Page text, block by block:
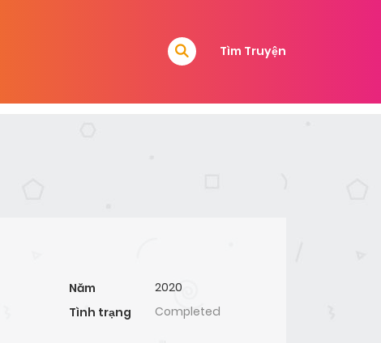
Tìm Truyện
Năm
2020
Tình trạng
Completed